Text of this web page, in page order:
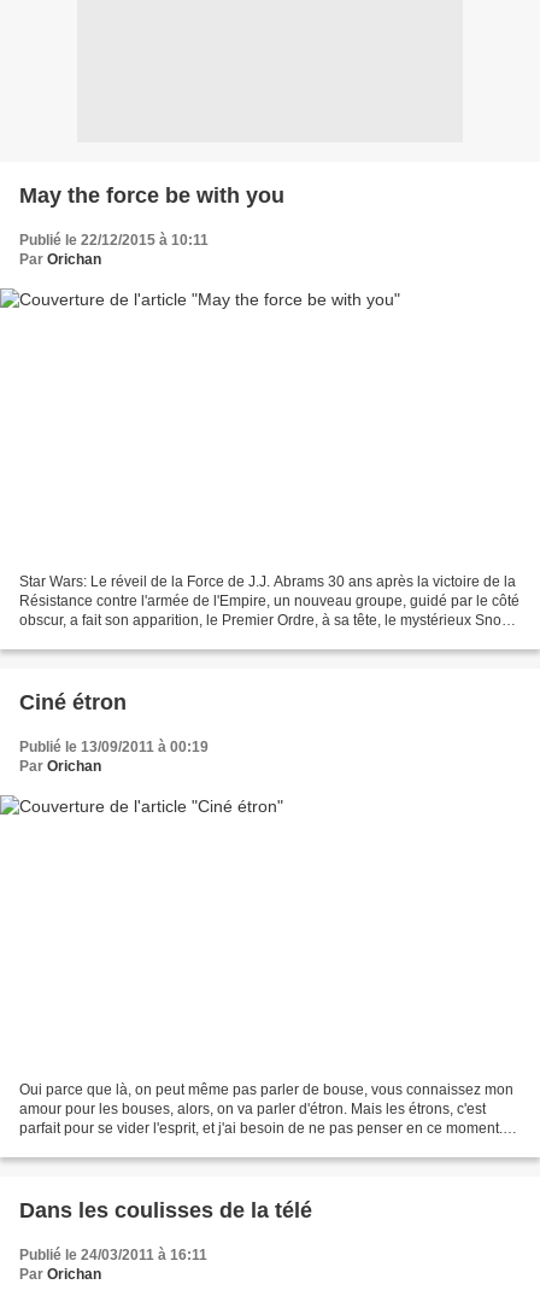
May the force be with you
Publié le 22/12/2015 à 10:11
Par Orichan
Star Wars: Le réveil de la Force de J.J. Abrams 30 ans après la victoire de la
Résistance contre l'armée de l'Empire, un nouveau groupe, guidé par le côté
obscur, a fait son apparition, le Premier Ordre, à sa tête, le mystérieux Snoke
Ciné étron
Publié le 13/09/2011 à 00:19
Par Orichan
Oui parce que là, on peut même pas parler de bouse, vous connaissez mon
amour pour les bouses, alors, on va parler d'étron. Mais les étrons, c'est
parfait pour se vider l'esprit, et j'ai besoin de ne pas penser en ce moment.
Dans les coulisses de la télé
Publié le 24/03/2011 à 16:11
Par Orichan